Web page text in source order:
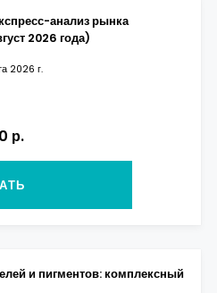
анализ рынка
2026 года)
2026 г.
р.
и пигментов: комплексный